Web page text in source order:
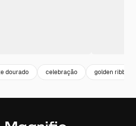
dourado celebração golden ribbon